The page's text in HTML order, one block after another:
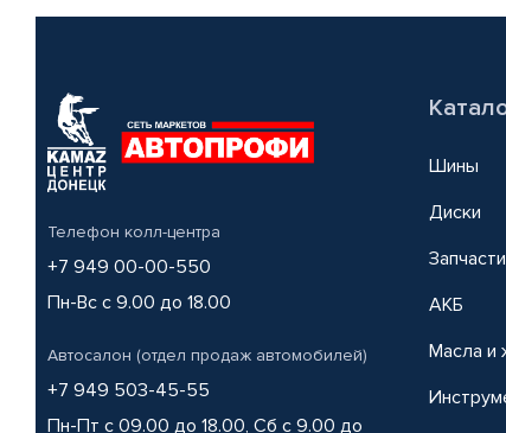
Телефон колл-центра
+7 949 00-00-550
Пн-Вс с 9.00 до 18.00
Автосалон (отдел продаж автомобилей)
+7 949 503-45-55
Пн-Пт с 09.00 до 18.00, Сб с 9.00 до
Шины
Диски
Запчасти
АКБ
Масла и